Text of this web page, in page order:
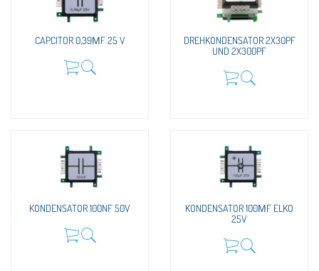
CAPCITOR 0,39ΜF 25 V
DREHKONDENSATOR 2X30PF
UND 2X300PF
KONDENSATOR 100NF 50V
KONDENSATOR 100ΜF ELKO
25V